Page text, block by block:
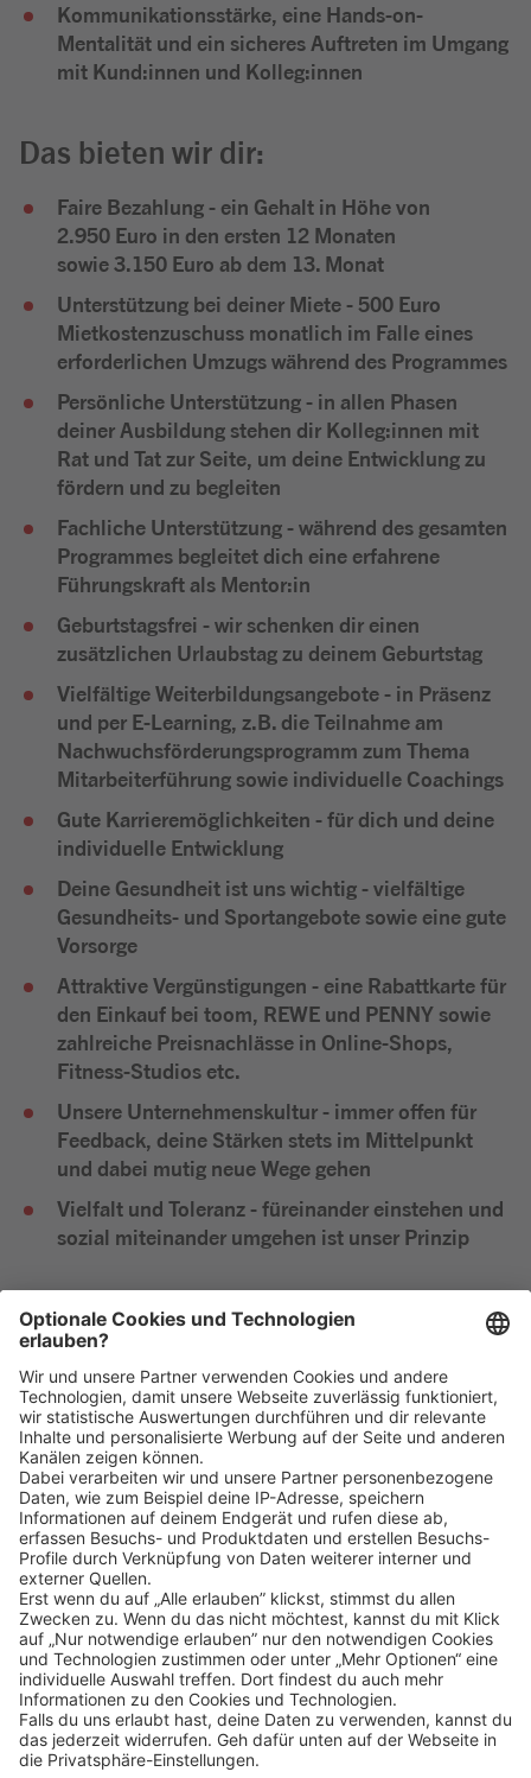
Kommunikationsstärke, eine Hands-on-
Mentalität und ein sicheres Auftreten im Umgang
mit Kund:innen und Kolleg:innen
Das bieten wir dir:
Faire Bezahlung- ein Gehalt in Höhe von
2.950 Euro in den ersten 12 Monaten
sowie 3.150 Euro ab dem 13. Monat
Unterstützung bei deiner Miete- 500 Euro
Mietkostenzuschuss monatlich im Falle eines
erforderlichen Umzugs während des Programmes
Persönliche Unterstützung- in allen Phasen
deiner Ausbildung stehen dir Kolleg:innen mit
Rat und Tat zur Seite, um deine Entwicklung zu
fördern und zu begleiten
Fachliche Unterstützung- während des gesamten
Programmes begleitet dich eine erfahrene
Führungskraft als Mentor:in
Geburtstagsfrei - wir schenken dir einen
zusätzlichen Urlaubstag zu deinem Geburtstag
Vielfältige Weiterbildungsangebote- in Präsenz
und per E-Learning, z.B. die Teilnahme am
Nachwuchsförderungsprogramm zum Thema
Mitarbeiterführung sowie individuelle Coachings
Gute Karrieremöglichkeiten - für dich und deine
individuelle Entwicklung
Deine Gesundheit ist uns wichtig- vielfältige
Gesundheits- und Sportangebote sowie eine gute
Vorsorge
Attraktive Vergünstigungen - eine Rabattkarte für
den Einkauf bei toom, REWE und PENNY sowie
zahlreiche Preisnachlässe in Online-Shops,
Fitness-Studios etc.
Unsere Unternehmenskultur- immer offen für
Feedback, deine Stärken stets im Mittelpunkt
und dabei mutig neue Wege gehen
Vielfalt und Toleranz- füreinander einstehen und
sozial miteinander umgehen ist unser Prinzip
diese ausschließlich digital ein. Im Anschluss an
deine Bewerbung kommen wir zeitnah per E-Mail oder
telefonisch auf dich zu!
Klickehier, um alle offenen Jobs zu sehen.
Impressum Datenschutz
Privatsphäre-Einstellungen
FAQ
Veranstaltungen